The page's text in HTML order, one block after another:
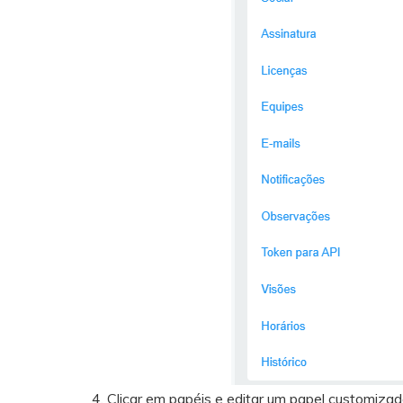
4. Clicar em papéis e editar um papel